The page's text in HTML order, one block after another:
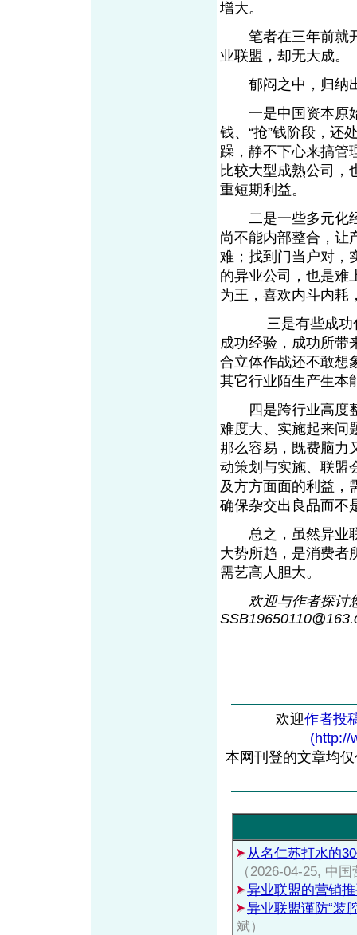
增大。
笔者在三年前就开
业联盟，却无大成。
郁闷之中，归纳出
一是中国资本原始
钱、“抢”钱阶段，还
躁，静不下心来搞管
比较大型成熟公司，
重短期利益。
二是一些多元化经
尚不能内部整合，让
难；找到门当户对，
的异业公司，也是难
为王，喜欢内斗内耗
三是有些成功化
成功经验，成功所带
合立体作战还不敢想
其它行业陌生产生本
四是跨行业高度整
难度大、实施起来问
那么容易，既费脑力
动策划与实施、联盟
及方方面面的利益，
确保杂交出良品而不
总之，虽然异业联
大势所趋，是消费者
需艺高人胆大。
欢迎与作者探讨您
SSB19650110@163
欢迎作者投
(http://
本网刊登的文章均
从名仁苏打水的
（2026-04-25, 中
异业联盟的营销
异业联盟谨防“装
斌）